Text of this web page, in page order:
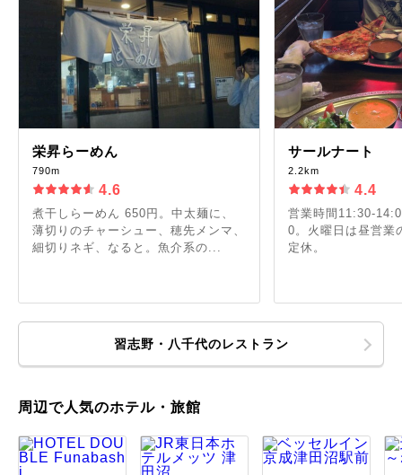
栄昇らーめん
790m
4.6
煮干しらーめん 650円。中太麺に、
薄切りのチャーシュー、穂先メンマ、
細切りネギ、なると。魚介系の...
サールナート
2.2km
4.4
営業時間11:30-
0。火曜日は昼営業
定休。
習志野・八千代のレストラン
周辺で人気のホテル・旅館